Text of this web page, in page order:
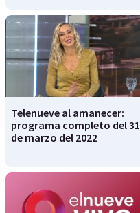
Telenueve al amanecer:
programa completo del 31
de marzo del 2022